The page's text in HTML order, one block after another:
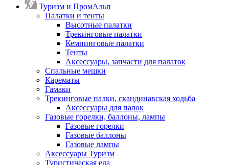
Туризм и ПромАльп
Палатки и тенты
Высотные палатки
Трекинговые палатки
Кемпинговые палатки
Тенты
Аксессуары, запчасти для палаток
Спальные мешки
Карематы
Гамаки
Трекинговые палки, скандинавская ходьба
Аксессуары для палок
Газовые горелки, баллоны, лампы
Газовые горелки
Газовые баллоны
Газовые лампы
Аксессуары Туризм
Туристическая еда